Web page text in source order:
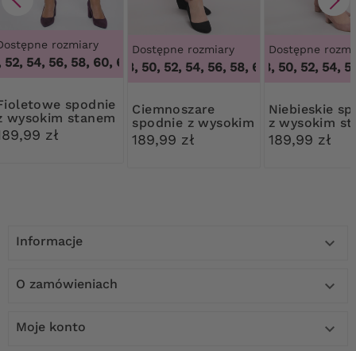
rozmiary
54, 56, 58, 60, 62, 64,48, 50, 52, 54, 56, 58, 60, 62, 64
wysokim stanem
zł
Dostępne rozmiary
46, 48, 50, 52, 54, 56, 58, 60, 62, 64,46,
Ciemnoszare
spodnie z wysokim
stanem
189,99 zł
Dostępne
46, 48, 50, 52, 54,
Niebieskie spodnie
z wysokim
189,99 zł
Informacje 
O zamówieniach 
Moje konto 